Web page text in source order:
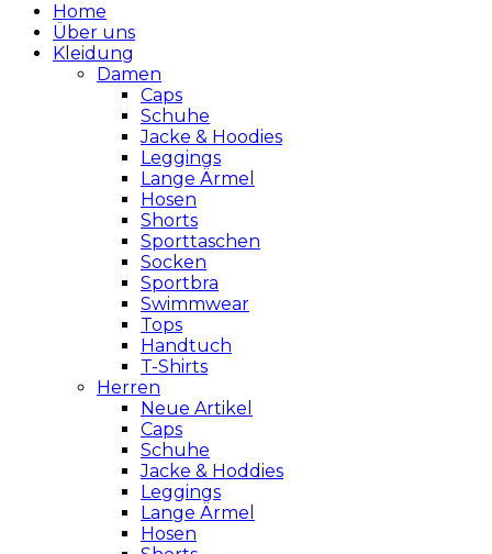
Home
Über uns
Kleidung
Damen
Caps
Schuhe
Jacke & Hoodies
Leggings
Lange Ärmel
Hosen
Shorts
Sporttaschen
Socken
Sportbra
Swimmwear
Tops
Handtuch
T-Shirts
Herren
Neue Artikel
Caps
Schuhe
Jacke & Hoddies
Leggings
Lange Ärmel
Hosen